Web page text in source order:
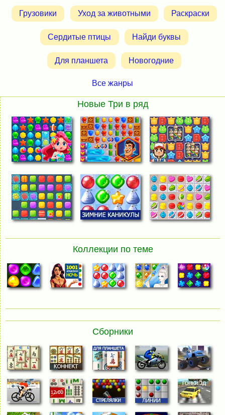
Грузовики Уход за животными Раскраски
Сердитые птицы Найди буквы
Для планшета Новогодние
Все жанры
Новые Три в ряд
Коллекции по теме
Сборники